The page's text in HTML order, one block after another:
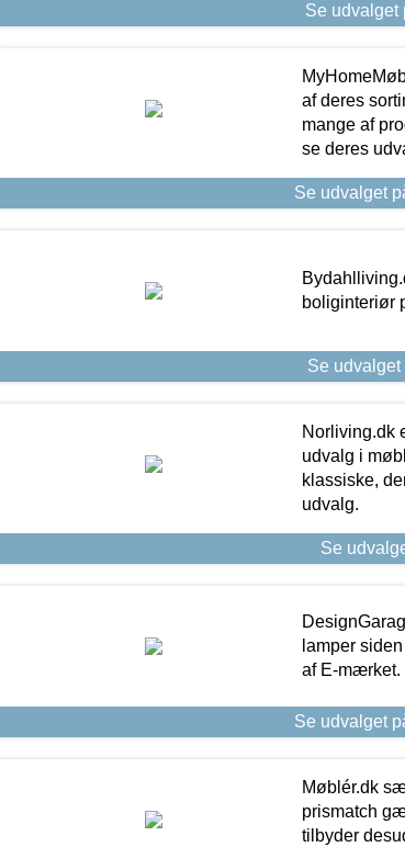
Se udvalget
af deres
mange af
se deres
Se udvalget
boliginteriør
Se
Norliving.dk
udvalg i
klassiske,
udvalg.
Se
lamper
af E-mærket.
Se udvalget
Møblér.dk
prismatch
tilbyder